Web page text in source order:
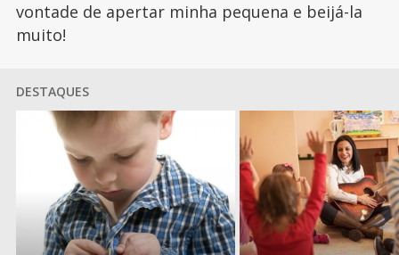
vontade de apertar minha pequena e beijá-la
muito!
DESTAQUES